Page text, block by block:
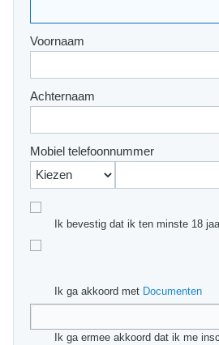
Voornaam
Achternaam
Mobiel telefoonnummer
Ik bevestig dat ik ten minste 18
Ik ga akkoord met Documenten
Ik ga ermee akkoord dat ik me